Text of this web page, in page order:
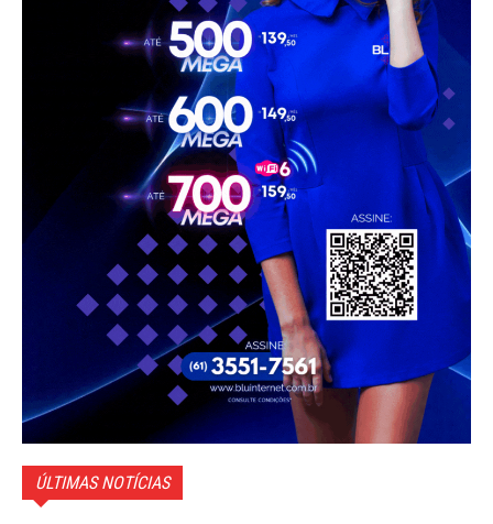
ÚLTIMAS NOTÍCIAS